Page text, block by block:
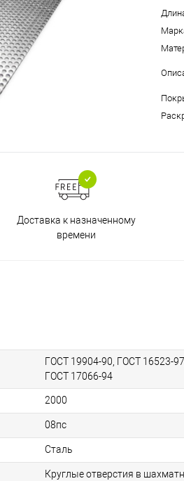
Доставка к назначенному
времени
ГОСТ 19904-90, ГОСТ 16523-
ГОСТ 17066-94
2000
08пс
Сталь
Круглые отверстия в